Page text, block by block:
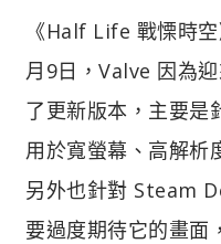
《Half Life 戰慄時
月9日，Valve 因為
了更新版本，主要是
用於寬螢幕、高解析
另外也針對 Steam
要過度期待它的畫面